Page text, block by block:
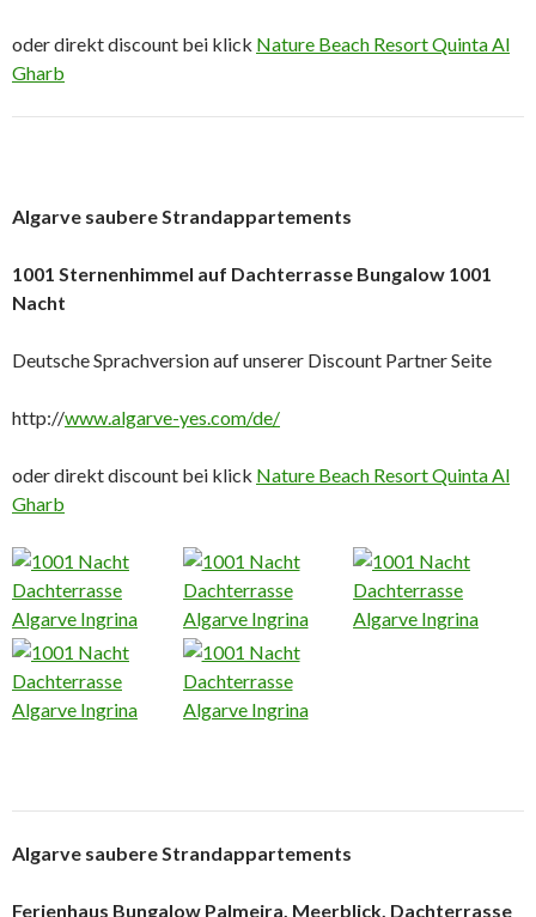
oder direkt discount bei klick Nature Beach Resort Quinta Al
Gharb
Algarve saubere Strandappartements
1001 Sternenhimmel auf Dachterrasse Bungalow 1001
Nacht
Deutsche Sprachversion auf unserer Discount Partner Seite
http://www.algarve-yes.com/de/
oder direkt discount bei klick Nature Beach Resort Quinta Al
Gharb
Algarve saubere Strandappartements
Ferienhaus Bungalow Palmeira, Meerblick, Dachterrasse